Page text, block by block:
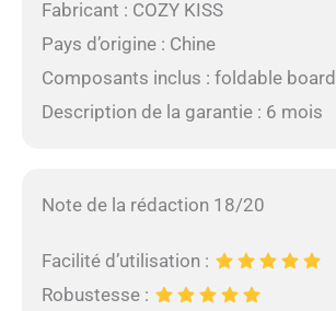
Fabricant : COZY KISS
Pays d’origine : Chine
Composants inclus : foldable board
Description de la garantie : 6 mois
Note de la rédaction 18/20
Facilité d’utilisation :
Robustesse :